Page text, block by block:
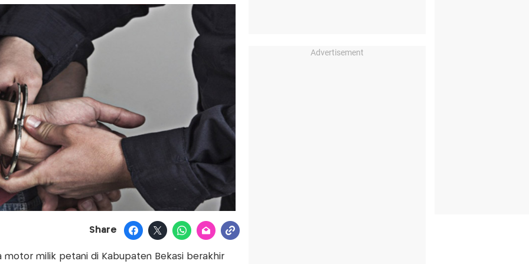
Share
milik petani di Kabupaten Bekasi berakhir
Advertisement